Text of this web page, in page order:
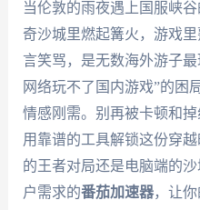
当伦敦的雨夜遇上国服峡
奇沙城里燃起篝火，游戏
言笑骂，是无数海外游子
网络玩不了国内游戏”的困
情感刚需。别再被卡顿和掉
用靠谱的工具解锁这份穿
的王者对局还是电脑端的
户需求的番茄加速器，让你